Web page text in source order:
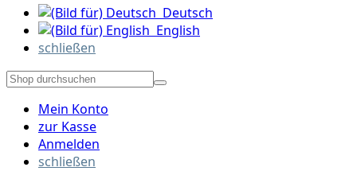
Deutsch
English
schließen
Mein Konto
zur Kasse
Anmelden
schließen